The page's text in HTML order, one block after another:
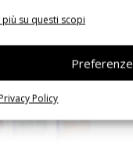
su questi scopi
Preferenze
Policy